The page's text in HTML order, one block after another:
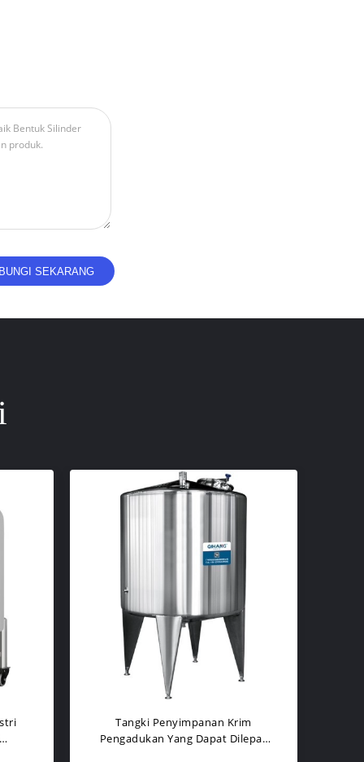
Tangki Penyimpanan Krim
Pengadukan Yang Dapat Dilepas